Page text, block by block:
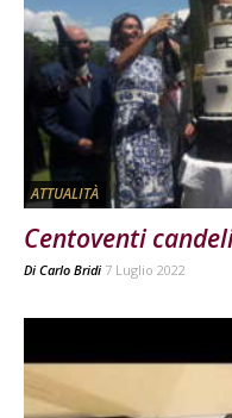
ATTUALITÀ
Centoventi
Di Carlo Bridi 7 Luglio 2022